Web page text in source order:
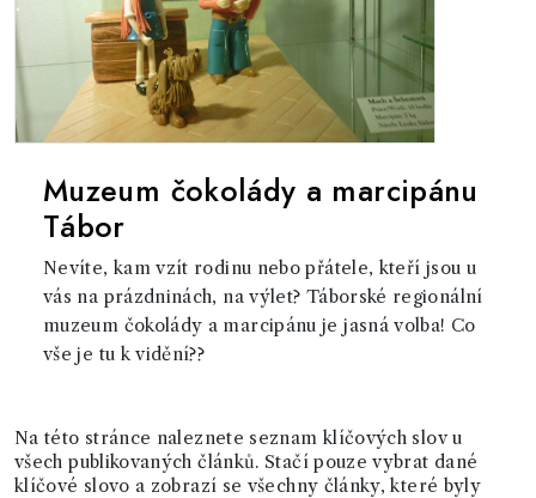
Muzeum čokolády a marcipánu
Tábor
Nevíte, kam vzít rodinu nebo přátele, kteří jsou u
vás na prázdninách, na výlet? Táborské regionální
muzeum čokolády a marcipánu je jasná volba! Co
vše je tu k vidění??
Na této stránce naleznete seznam klíčových slov u
všech publikovaných článků. Stačí pouze vybrat dané
klíčové slovo a zobrazí se všechny články, které byly